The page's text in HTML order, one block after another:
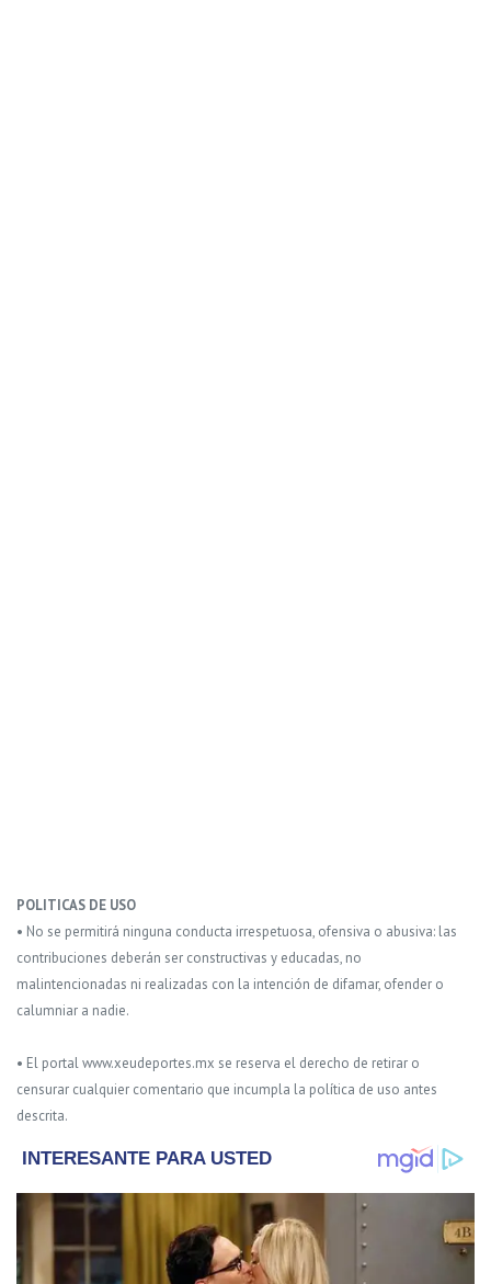
POLITICAS DE USO
• No se permitirá ninguna conducta irrespetuosa, ofensiva o abusiva: las
contribuciones deberán ser constructivas y educadas, no
malintencionadas ni realizadas con la intención de difamar, ofender o
calumniar a nadie.
• El portal www.xeudeportes.mx se reserva el derecho de retirar o
censurar cualquier comentario que incumpla la política de uso antes
descrita.